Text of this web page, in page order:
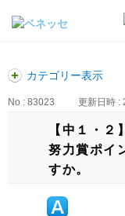
カテゴリー表示
No : 83023 更新日時 :
【中１・２
努力賞ポイ
すか。